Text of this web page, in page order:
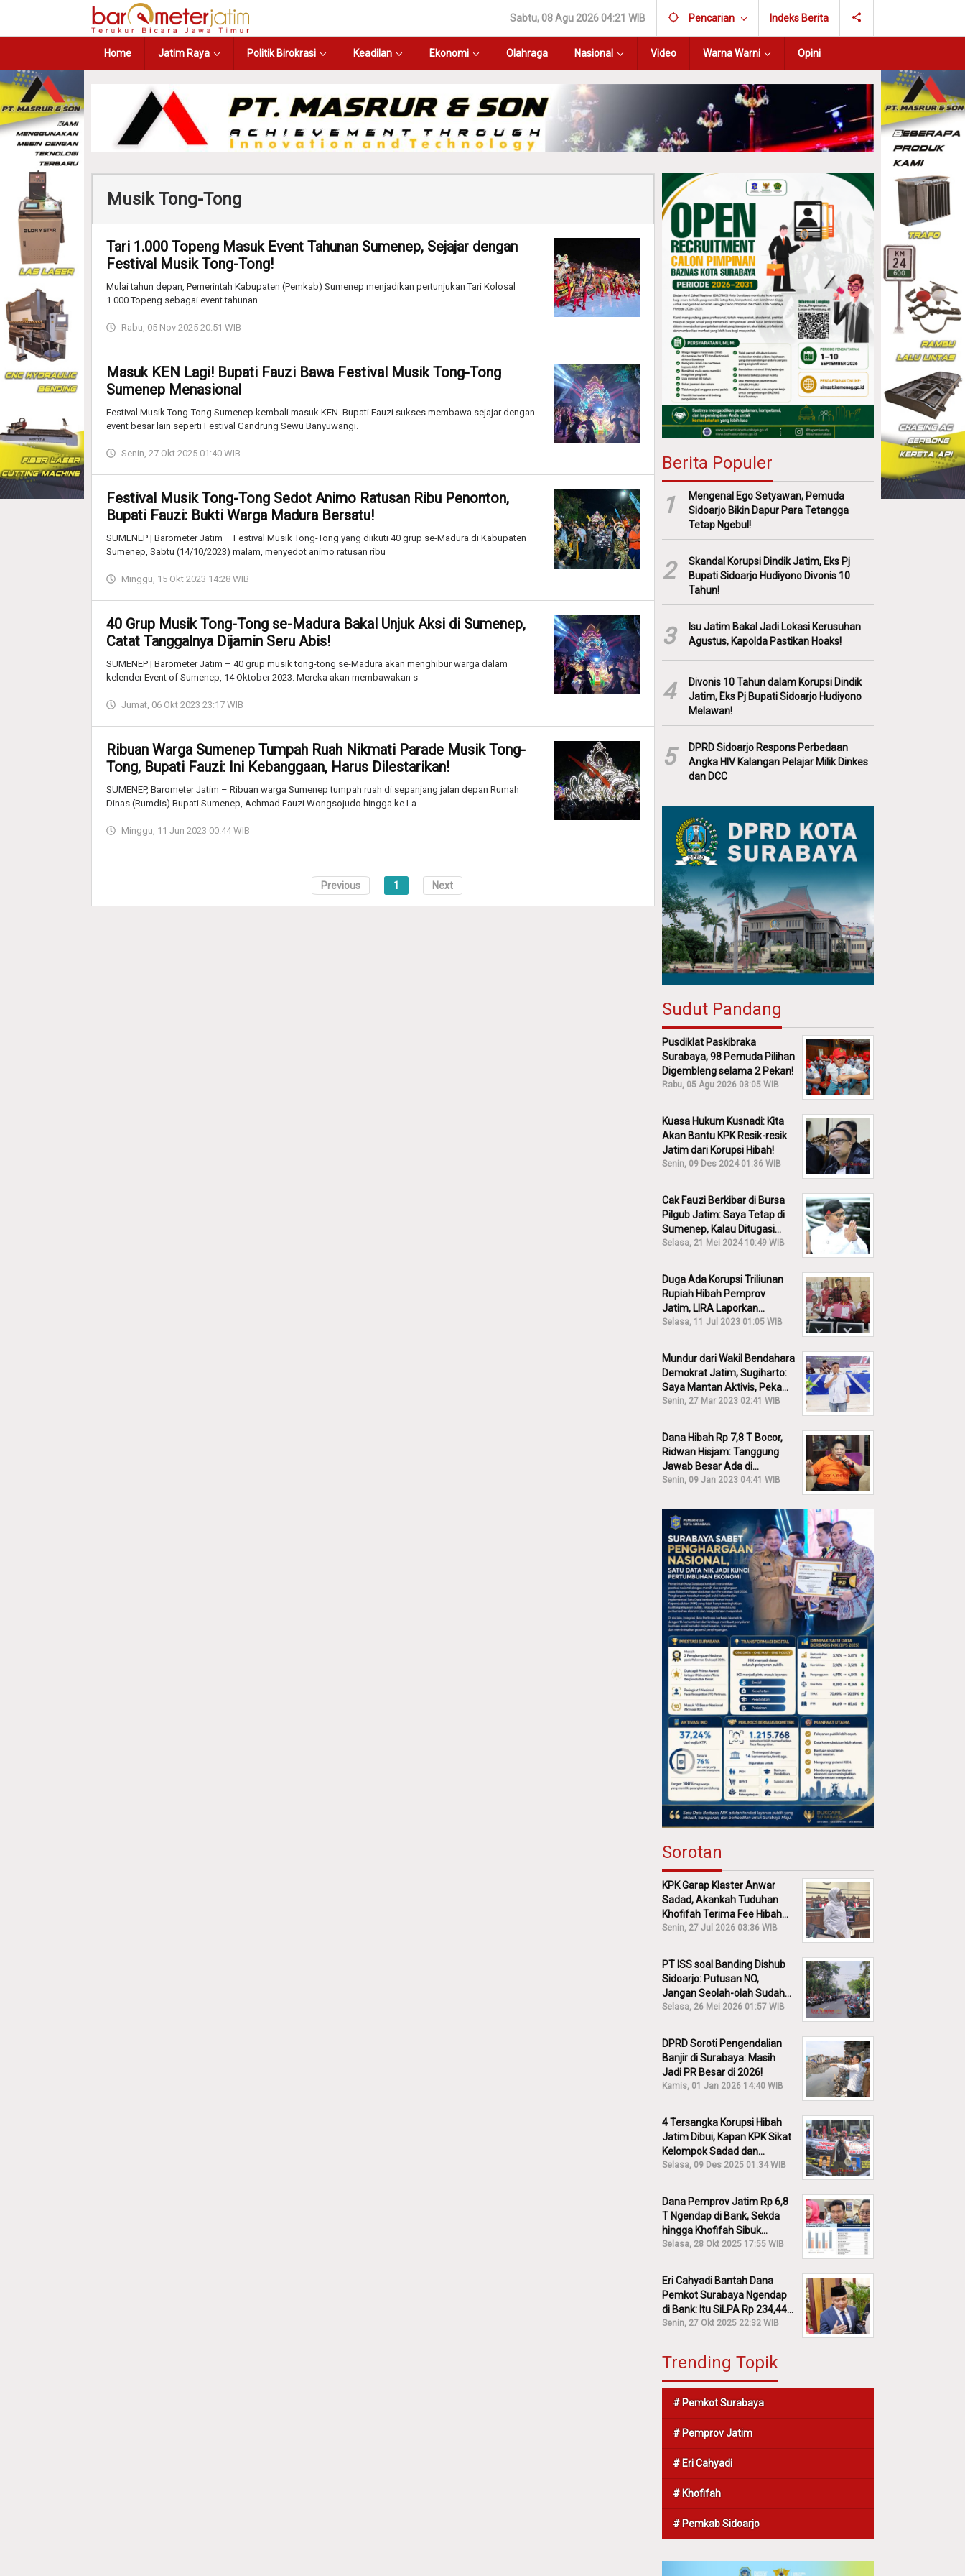
Sabtu, 08 Agu 2026 04:21 WIB Pencarian Indeks Berita
Home Jatim Raya Politik Birokrasi Keadilan Ekonomi Olahraga Nasional Video Warna Warni Opini
Musik Tong-Tong
Tari 1.000 Topeng Masuk Event Tahunan Sumenep, Sejajar dengan
Festival Musik Tong-Tong!
Mulai tahun depan, Pemerintah Kabupaten (Pemkab) Sumenep menjadikan pertunjukan Tari Kolosal
1.000 Topeng sebagai event tahunan.
Rabu, 05 Nov 2025 20:51 WIB
Masuk KEN Lagi! Bupati Fauzi Bawa Festival Musik Tong-Tong
Sumenep Menasional
Festival Musik Tong-Tong Sumenep kembali masuk KEN. Bupati Fauzi sukses membawa sejajar dengan
event besar lain seperti Festival Gandrung Sewu Banyuwangi.
Senin, 27 Okt 2025 01:40 WIB
Festival Musik Tong-Tong Sedot Animo Ratusan Ribu Penonton,
Bupati Fauzi: Bukti Warga Madura Bersatu!
SUMENEP | Barometer Jatim – Festival Musik Tong-Tong yang diikuti 40 grup se-Madura di Kabupaten
Sumenep, Sabtu (14/10/2023) malam, menyedot animo ratusan ribu
Minggu, 15 Okt 2023 14:28 WIB
40 Grup Musik Tong-Tong se-Madura Bakal Unjuk Aksi di Sumenep,
Catat Tanggalnya Dijamin Seru Abis!
SUMENEP | Barometer Jatim – 40 grup musik tong-tong se-Madura akan menghibur warga dalam
kelender Event of Sumenep, 14 Oktober 2023. Mereka akan membawakan s
Jumat, 06 Okt 2023 23:17 WIB
Ribuan Warga Sumenep Tumpah Ruah Nikmati Parade Musik Tong-
Tong, Bupati Fauzi: Ini Kebanggaan, Harus Dilestarikan!
SUMENEP, Barometer Jatim – Ribuan warga Sumenep tumpah ruah di sepanjang jalan depan Rumah
Dinas (Rumdis) Bupati Sumenep, Achmad Fauzi Wongsojudo hingga ke La
Minggu, 11 Jun 2023 00:44 WIB
Previous 1 Next
Berita Populer
1
Mengenal Ego Setyawan, Pemuda
Sidoarjo Bikin Dapur Para Tetangga
Tetap Ngebul!
2
Skandal Korupsi Dindik Jatim, Eks Pj
Bupati Sidoarjo Hudiyono Divonis 10
Tahun!
3
Isu Jatim Bakal Jadi Lokasi Kerusuhan
Agustus, Kapolda Pastikan Hoaks!
4
Divonis 10 Tahun dalam Korupsi Dindik
Jatim, Eks Pj Bupati Sidoarjo Hudiyono
Melawan!
5
DPRD Sidoarjo Respons Perbedaan
Angka HIV Kalangan Pelajar Milik Dinkes
dan DCC
Sudut Pandang
Pusdiklat Paskibraka
Surabaya, 98 Pemuda Pilihan
Digembleng selama 2 Pekan!
Rabu, 05 Agu 2026 03:05 WIB
Kuasa Hukum Kusnadi: Kita
Akan Bantu KPK Resik-resik
Jatim dari Korupsi Hibah!
Senin, 09 Des 2024 01:36 WIB
Cak Fauzi Berkibar di Bursa
Pilgub Jatim: Saya Tetap di
Sumenep, Kalau Ditugasi
Partai Lain Cerita!
Selasa, 21 Mei 2024 10:49 WIB
Duga Ada Korupsi Triliunan
Rupiah Hibah Pemprov
Jatim, LIRA Laporkan
Khofifah ke KPK: Dia Harus
Selasa, 11 Jul 2023 01:05 WIB
Mundur dari Wakil Bendahara
Demokrat Jatim, Sugiharto:
Saya Mantan Aktivis, Peka
Sekali Kalau Ada yang
Senin, 27 Mar 2023 02:41 WIB
Dana Hibah Rp 7,8 T Bocor,
Ridwan Hisjam: Tanggung
Jawab Besar Ada di
Pemprov, Bukan DPRD Jatim!
Senin, 09 Jan 2023 04:41 WIB
Sorotan
KPK Garap Klaster Anwar
Sadad, Akankah Tuduhan
Khofifah Terima Fee Hibah
30% Diusut?
Senin, 27 Jul 2026 03:36 WIB
PT ISS soal Banding Dishub
Sidoarjo: Putusan NO,
Jangan Seolah-olah Sudah
Menang!
Selasa, 26 Mei 2026 01:57 WIB
DPRD Soroti Pengendalian
Banjir di Surabaya: Masih
Jadi PR Besar di 2026!
Kamis, 01 Jan 2026 14:40 WIB
4 Tersangka Korupsi Hibah
Jatim Dibui, Kapan KPK Sikat
Kelompok Sadad dan
Iskandar?
Selasa, 09 Des 2025 01:34 WIB
Dana Pemprov Jatim Rp 6,8
T Ngendap di Bank, Sekda
hingga Khofifah Sibuk
Membantah!
Selasa, 28 Okt 2025 17:55 WIB
Eri Cahyadi Bantah Dana
Pemkot Surabaya Ngendap
di Bank: Itu SiLPA Rp 234,44
M!
Senin, 27 Okt 2025 22:32 WIB
Trending Topik
# Pemkot Surabaya
# Pemprov Jatim
# Eri Cahyadi
# Khofifah
# Pemkab Sidoarjo